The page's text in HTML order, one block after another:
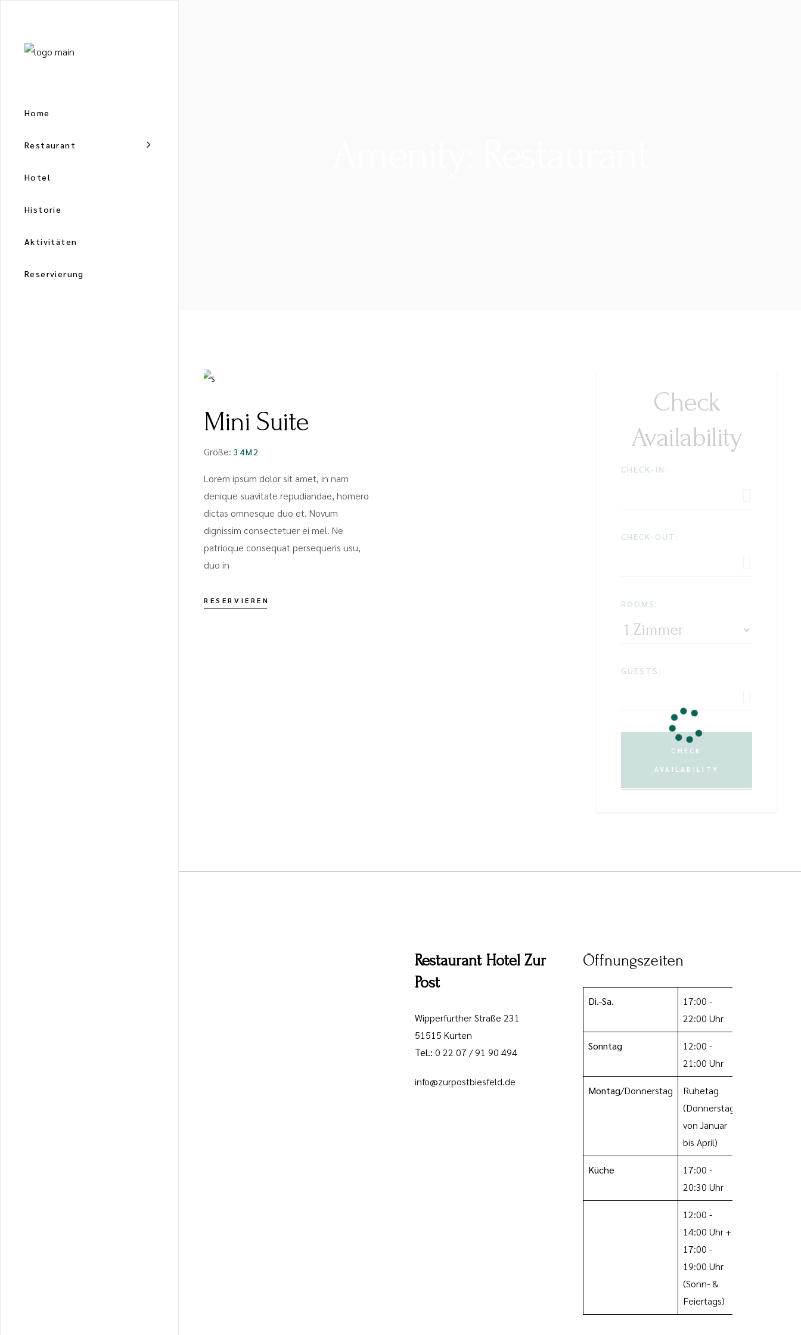
Home
Restaurant
Hotel
Historie
Aktivitäten
Reservierung
Mini Suite
Größe: 34M2
Lorem ipsum dolor sit amet, in nam
denique suavitate repudiandae, homero
dictas omnesque duo et. Novum
dignissim consectetuer ei mel. Ne
patrioque consequat persequeris usu,
duo in
RESERVIEREN
Check
Availability
CHECK-IN:
CHECK-OUT:
ROOMS:
GUESTS:
CHECK
AVAILABILITY
Restaurant Hotel Zur
Post
Wipperfürther Straße 231
51515 Kürten
Tel.:0 22 07 / 91 90 494
info@zurpostbiesfeld.de
Öffnungszeiten
Di.-Sa.
17:00 -
22:00 Uhr
Sonntag
12:00 -
21:00 Uhr
Montag/Donnerstag
Ruhetag
(Donnerstag
von Januar
bis April)
Küche
17:00 -
20:30 Uhr
12:00 -
14:00 Uhr+
17:00 -
19:00 Uhr
(Sonn- &
Feiertags)